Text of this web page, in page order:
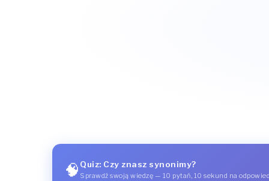
🧠 Quiz: Czy znasz synonimy?
Sprawdź swoją wiedzę — 10 pytań, 10 sekund na